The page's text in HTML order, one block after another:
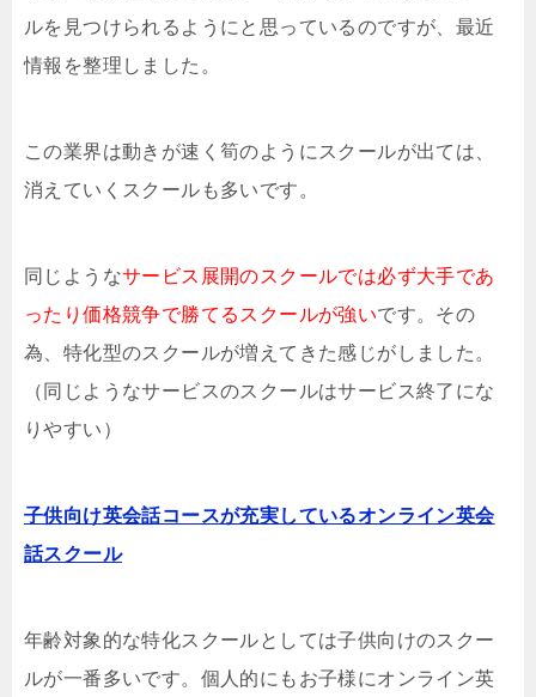
ルを見つけられるようにと思っているのですが、最近
情報を整理しました。
この業界は動きが速く筍のようにスクールが出ては、
消えていくスクールも多いです。
同じようなサービス展開のスクールでは必ず大手であ
ったり価格競争で勝てるスクールが強いです。その
為、特化型のスクールが増えてきた感じがしました。
（同じようなサービスのスクールはサービス終了にな
りやすい）
子供向け英会話コースが充実しているオンライン英会
話スクール
年齢対象的な特化スクールとしては子供向けのスクー
ルが一番多いです。個人的にもお子様にオンライン英